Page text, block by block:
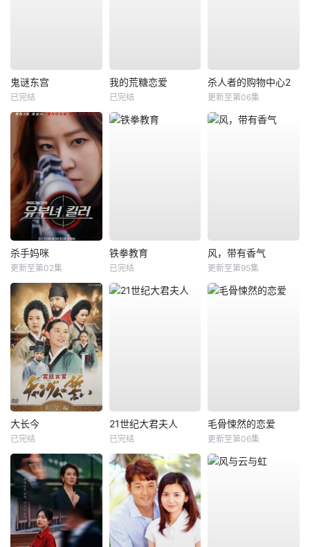
鬼谜东宫
已完结
我的荒糖恋爱
已完结
杀人者的购物中心2
更新至第06集
杀手妈咪
更新至第02集
铁拳教育
已完结
风，带有香气
更新至第95集
大长今
已完结
21世纪大君夫人
已完结
毛骨悚然的恋爱
更新至第06集